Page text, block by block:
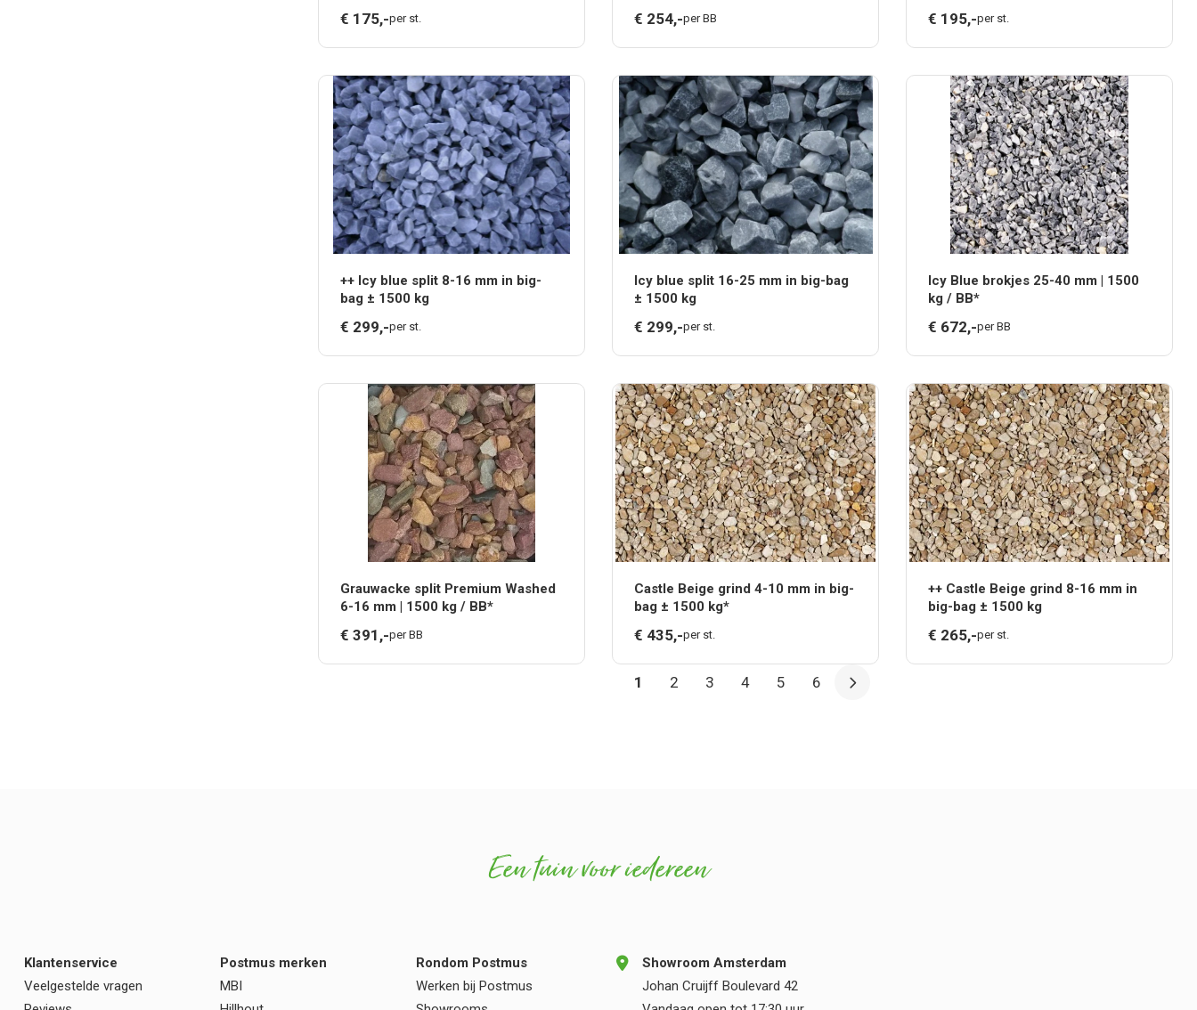
€ 175,-per st. € 254,-per BB € 195,-per st.
++ Icy blue split 8-16 mm in big-
bag ± 1500 kg
€ 299,-per st.
Icy blue split 16-25 mm in big-bag
± 1500 kg
€ 299,-per st.
Icy Blue brokjes 25-40 mm | 1500
kg / BB*
€ 672,-per BB
Grauwacke split Premium Washed
6-16 mm | 1500 kg / BB*
€ 391,-per BB
Castle Beige grind 4-10 mm in big-
bag ± 1500 kg*
€ 435,-per st.
++ Castle Beige grind 8-16 mm in
big-bag ± 1500 kg
€ 265,-per st.
1 2 3 4 5 6
Een tuin voor iedereen
Klantenservice
Veelgestelde vragen
Postmus merken
MBI
Rondom Postmus
Werken bij Postmus
Showroom Amsterdam
Johan Cruijff Boulevard 42